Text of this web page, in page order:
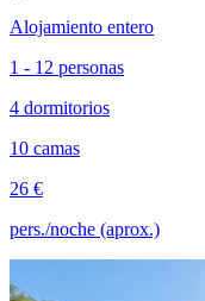
Alojamiento entero
1 - 12 personas
4 dormitorios
10 camas
26 €
pers./noche (aprox.)